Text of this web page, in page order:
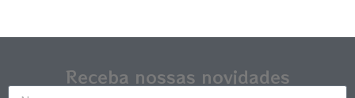
Receba nossas novidades